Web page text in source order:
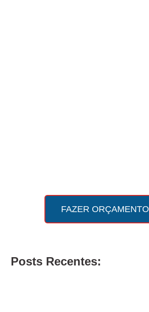
FAZER ORÇAMENTO
Posts Recentes: